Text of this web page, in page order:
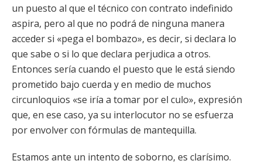
un puesto al que el técnico con contrato indefinido
aspira, pero al que no podrá de ninguna manera
acceder si «pega el bombazo», es decir, si declara lo
que sabe o si lo que declara perjudica a otros.
Entonces sería cuando el puesto que le está siendo
prometido bajo cuerda y en medio de muchos
circunloquios «se iría a tomar por el culo», expresión
que, en ese caso, ya su interlocutor no se esfuerza
por envolver con fórmulas de mantequilla.
Estamos ante un intento de soborno, es clarísimo.